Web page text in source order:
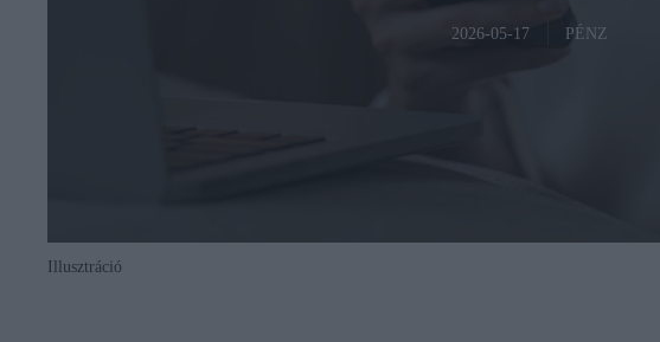
2026-05-17 PÉNZ
Illusztráció